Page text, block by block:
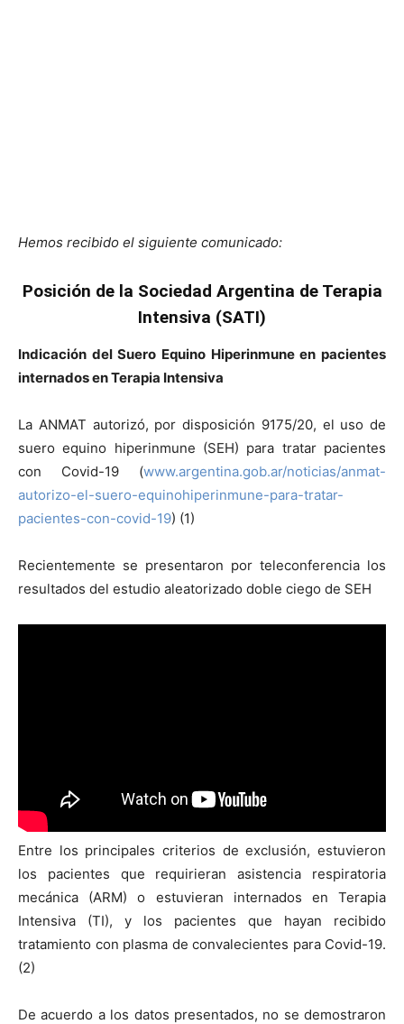
Hemos recibido el siguiente comunicado:
Posición de la Sociedad Argentina de Terapia
Intensiva (SATI)
Indicación del Suero Equino Hiperinmune en pacientes
internados en Terapia Intensiva
La ANMAT autorizó, por disposición 9175/20, el uso de
suero equino hiperinmune (SEH) para tratar pacientes
con Covid-19 (www.argentina.gob.ar/noticias/anmat-
autorizo-el-suero-equinohiperinmune-para-tratar-
pacientes-con-covid-19) (1)
Recientemente se presentaron por teleconferencia los
resultados del estudio aleatorizado doble ciego de SEH
Entre los principales criterios de exclusión, estuvieron
los pacientes que requirieran asistencia respiratoria
mecánica (ARM) o estuvieran internados en Terapia
Intensiva (TI), y los pacientes que hayan recibido
tratamiento con plasma de convalecientes para Covid-19.
(2)
De acuerdo a los datos presentados, no se demostraron